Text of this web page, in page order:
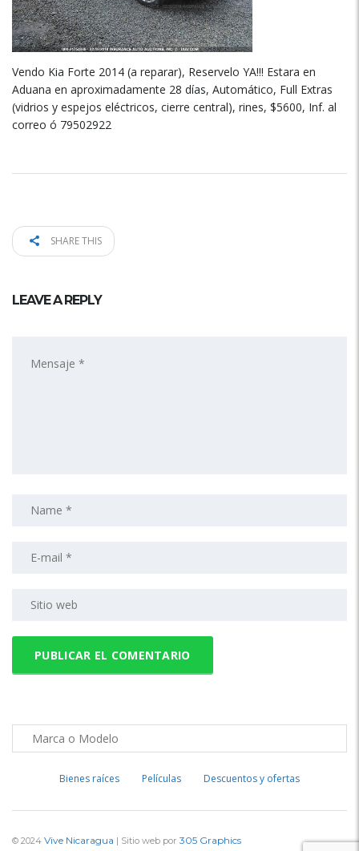
Vendo Kia Forte 2014 (a reparar), Reservelo YA!!! Estara en
Aduana en aproximadamente 28 días, Automático, Full Extras
(vidrios y espejos eléctricos, cierre central), rines, $5600, Inf. al
correo ó 79502922
SHARE THIS
LEAVE A REPLY
Bienes raíces Películas Descuentos y ofertas
© 2024 Vive Nicaragua | Sitio web por 305 Graphics